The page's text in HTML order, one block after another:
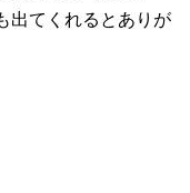
出てくれるとありが